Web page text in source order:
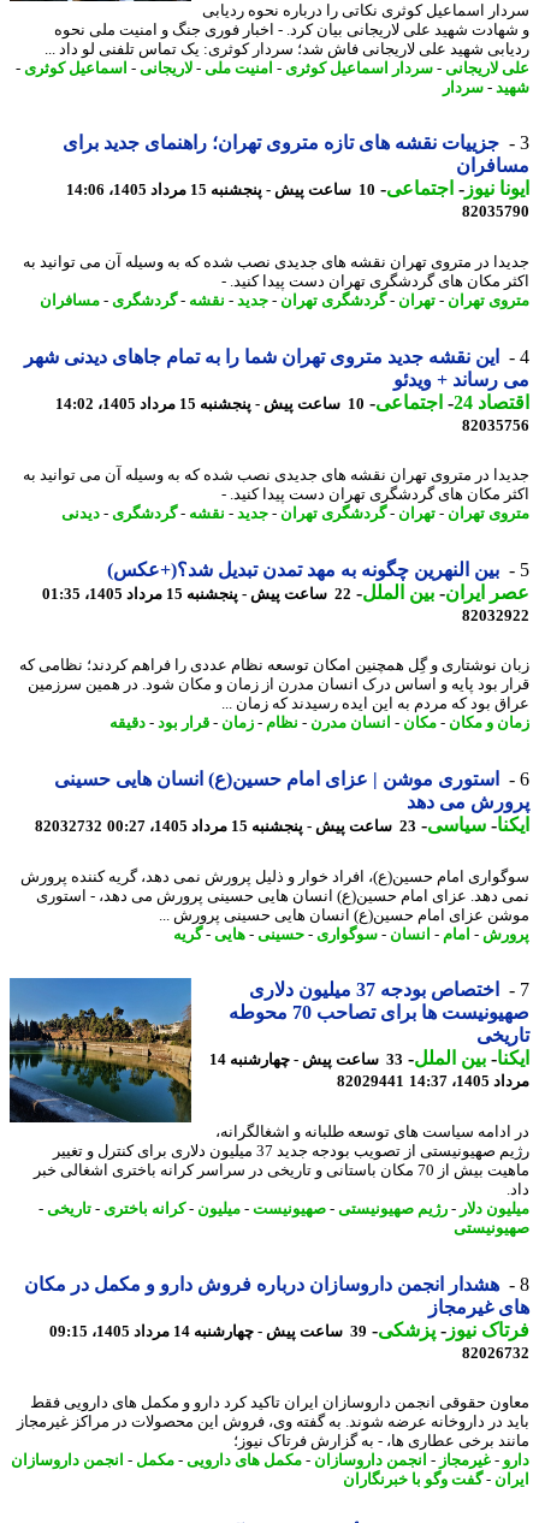
اسماعیل کوثری نکاتی را درباره نحوه ردیابی
شهید علی لاریجانی بیان کرد. - اخبار فوری جنگ و امنیت ملی نحوه
شهید علی لاریجانی فاش شد؛ سردار کوثری: یک تماس تلفنی لو داد ...
لاریجانی-سردار اسماعیل کوثری- امنیت ملی -لاریجانی-اسماعیل کوثری-
-سردار
جزییات نقشه های تازه متروی تهران؛ راهنمای جدید برای
نیوز-اجتماعی-10 ساعت پیش - پنجشنبه 15 مرداد 1405، 14:06
در متروی تهران نقشه های جدیدی نصب شده که به وسیله آن می توانید به
مکان های گردشگری تهران دست پیدا کنید. -
تهران- تهران- گردشگری تهران- جدید-نقشه-گردشگری- مسافران
این نقشه جدید متروی تهران شما را به تمام جاهای دیدنی شهر
رساند + ویدئو
24
-اجتماعی-10 ساعت پیش - پنجشنبه 15 مرداد 1405، 14:02
در متروی تهران نقشه های جدیدی نصب شده که به وسیله آن می توانید به
مکان های گردشگری تهران دست پیدا کنید. -
تهران- تهران- گردشگری تهران- جدید-نقشه-گردشگری- دیدنی
بین النهرین چگونه به مهد تمدن تبدیل شد؟(+عکس)
ایران- بین الملل-22 ساعت پیش - پنجشنبه 15 مرداد 1405، 01:35
نوشتاری و گِل همچنین امکان توسعه نظام عددی را فراهم کردند؛ نظامی که
بود پایه و اساس درک انسان مدرن از زمان و مکان شود. در همین سرزمین
بود که مردم به این ایده رسیدند که زمان ...
و مکان-مکان-انسان مدرن- نظام-زمان -قرار بود -دقیقه
استوری موشن | عزای امام حسین(ع) انسان هایی حسینی
می دهد
-سیاسی-23 ساعت پیش - پنجشنبه 15 مرداد 1405، 00:27 82032732
امام حسین(ع)، افراد خوار و ذلیل پرورش نمی دهد، گریه کننده پرورش
دهد. عزای امام حسین(ع) انسان هایی حسینی پرورش می دهد، - استوری
عزای امام حسین(ع) انسان هایی حسینی پرورش ...
-امام -انسان-سوگواری- حسینی-هایی-گریه
اختصاص بودجه 37 میلیون دلاری
صهیونیست ها برای تصاحب 70 محوطه
-بین الملل-
33 ساعت پیش - چهارشنبه 14
14:37
82029441
سیاست های توسعه طلبانه و اشغالگرانه،
رژیم صهیونیستی از تصویب بودجه جدید 37 میلیون دلاری برای کنترل و تغییر
ماهیت بیش از 70 مکان باستانی و تاریخی در سراسر کرانه باختری اشغالی خبر
دلار-رژیم صهیونیستی-صهیونیست-میلیون-کرانه باختری- تاریخی -
هشدار انجمن داروسازان درباره فروش دارو و مکمل در مکان
غیرمجاز
نیوز-پزشکی-39 ساعت پیش - چهارشنبه 14 مرداد 1405، 09:15
حقوقی انجمن داروسازان ایران تاکید کرد دارو و مکمل های دارویی فقط
در داروخانه عرضه شوند. به گفته وی، فروش این محصولات در مراکز غیرمجاز
برخی عطاری ها، - به گزارش فرتاک نیوز؛
- غیرمجاز-انجمن داروسازان- مکمل های دارویی -مکمل-انجمن داروسازان
- گفت وگو با خبرنگاران